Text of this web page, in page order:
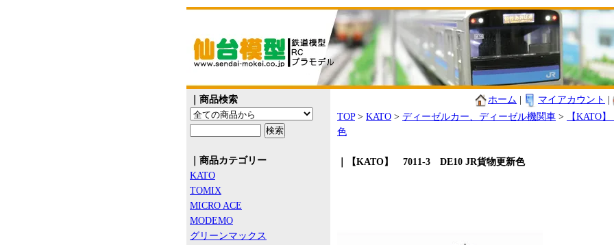
ホーム マイアカウント
｜商品検索
｜商品カテゴリー
KATO
TOMIX
MICRO ACE
MODEMO
グリーンマックス
TOP> KATO > ディーゼルカー、ディーゼル機関車 >
【KATO
色
｜【KATO】 7011-3 DE10 JR貨物更新色